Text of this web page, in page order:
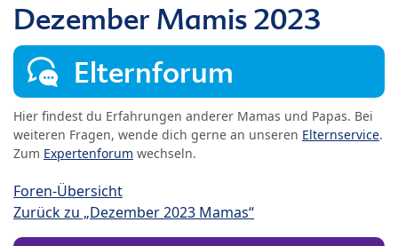
Dezember Mamis 2023
Elternforum
Hier findest du Erfahrungen anderer Mamas und Papas. Bei
weiteren Fragen, wende dich gerne an unseren Elternservice.
Zum Expertenforum wechseln.
Foren-Übersicht
Zurück zu „Dezember 2023 Mamas“